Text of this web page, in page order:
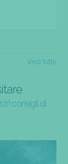
Vedi tutte
consigli di